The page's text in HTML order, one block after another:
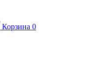
Корзина 0